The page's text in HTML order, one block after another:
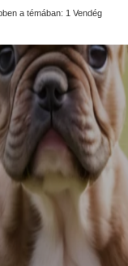
a témában: 1 Vendég